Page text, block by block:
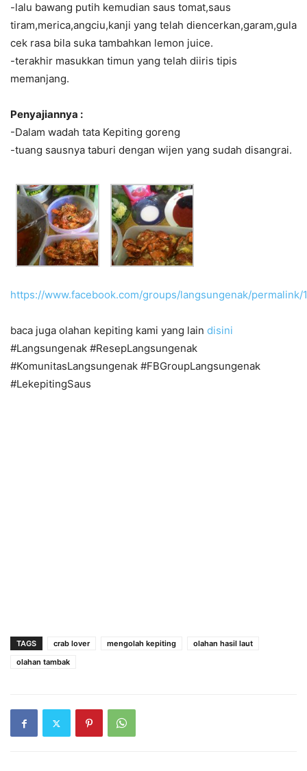
-lalu bawang putih kemudian saus tomat,saus
tiram,merica,angciu,kanji yang telah diencerkan,garam,gula
cek rasa bila suka tambahkan lemon juice.
-terakhir masukkan timun yang telah diiris tipis
memanjang.
Penyajiannya :
-Dalam wadah tata Kepiting goreng
-tuang sausnya taburi dengan wijen yang sudah disangrai.
https://www.facebook.com/groups/langsungenak/permalink/
baca juga olahan kepiting kami yang lain disini
#Langsungenak #ResepLangsungenak
#KomunitasLangsungenak #FBGroupLangsungenak
#LekepitingSaus
TAGS crab lover mengolah kepiting
olahan hasil laut
olahan tambak